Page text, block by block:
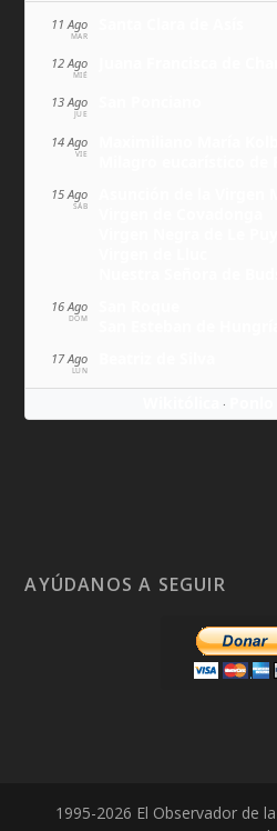
11 Ago
MAR
12 Ago
MIÉ
13 Ago
JUE
14 Ago
VIE
15 Ago
SÁB
16 Ago
DOM
17 Ago
LUN
·
AYÚDANOS A SEGUIR
1995-2026 El Observador de